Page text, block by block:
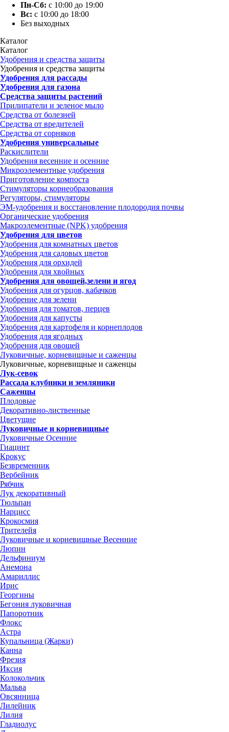
Пн-Сб: с 10:00 до 19:00
Вс: с 10:00 до 18:00
Без выходных
Каталог
Каталог
Удобрения и средства защиты
Удобрения и средства защиты
Удобрения для рассады
Удобрения для газона
Средства защиты растений
Прилипатели и зеленое мыло
Средства от болезней
Средства от вредителей
Средства от сорняков
Удобрения универсальные
Раскислители
Удобрения весенние и осенние
Микроэлементные удобрения
Приготовление компоста
Стимуляторы корнеобразования
Регуляторы, стимуляторы
ЭМ-удобрения и восстановление плодородия почвы
Органические удобрения
Макроэлементные (NPK) удобрения
Удобрения для цветов
Удобрения для комнатных цветов
Удобрения для садовых цветов
Удобрения для орхидей
Удобрения для хвойных
Удобрения для овощей,зелени и ягод
Удобрения для огурцов, кабачков
Удобрение для зелени
Удобрения для томатов, перцев
Удобрения для капусты
Удобрения для картофеля и корнеплодов
Удобрения для ягодных
Удобрения для овощей
Луковичные, корневищные и саженцы
Луковичные, корневищные и саженцы
Лук-севок
Рассада клубники и земляники
Саженцы
Плодовые
Декоративно-лиственные
Цветущие
Луковичные и корневищные
Луковичные Осенние
Гиацинт
Крокус
Безвременник
Вербейник
Рябчик
Лук декоративный
Тюльпан
Нарцисс
Крокосмия
Трителейя
Луковичные и корневищные Весенние
Люпин
Дельфиниум
Анемона
Амариллис
Ирис
Георгины
Бегония луковичная
Папоротник
Флокс
Астра
Купальница (Жарки)
Канна
Фрезия
Иксия
Колокольчик
Мальва
Овсянница
Лилейник
Лилия
Гладиолус